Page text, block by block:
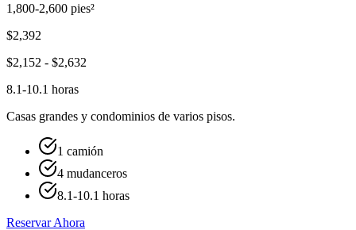
1,800-2,600 pies²
$2,392
$2,152 - $2,632
8.1-10.1 horas
Casas grandes y condominios de varios pisos.
1 camión
4 mudanceros
8.1-10.1 horas
Reservar Ahora